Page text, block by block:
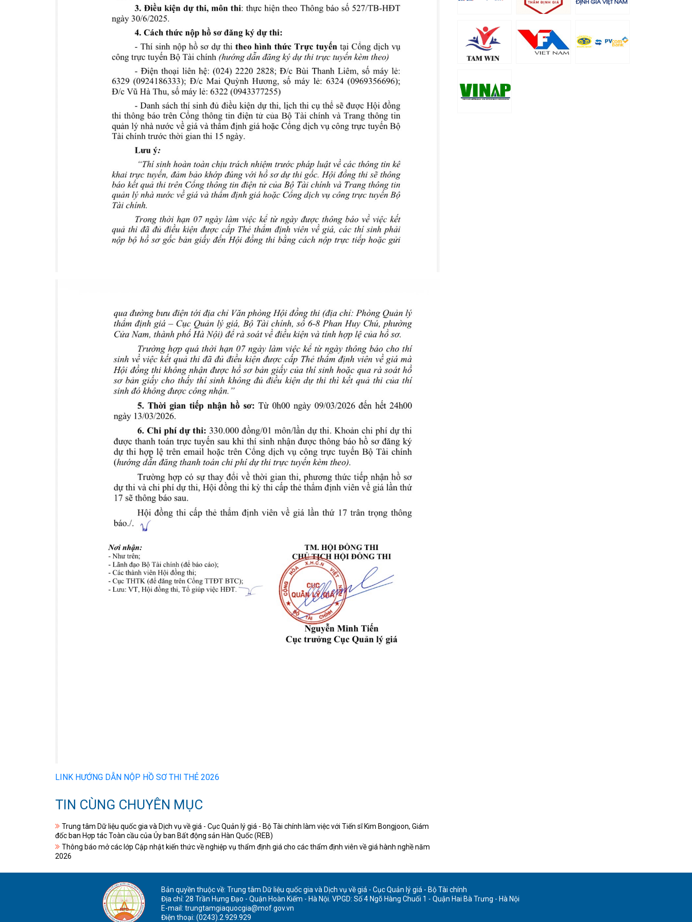
LINK HƯỚNG DẪN NỘP HỒ SƠ THI THẺ 2026
TIN CÙNG CHUYÊN MỤC
Trung tâm Dữ liệu quốc gia và Dịch vụ về giá - Cục Quản lý giá - Bộ Tài chính làm việc với Tiến sĩ Kim Bongjoon, Giám
đốc ban Hợp tác Toàn cầu của Ủy ban Bất động sản Hàn Quốc (REB)
Thông báo mở các lớp Cập nhật kiến thức về nghiệp vụ thẩm định giá cho các thẩm định viên về giá hành nghề năm
2026
Thông báo 1119/TB-BTC về việc trao
năm 2019
16/04/2020
Thông báo về việc mở lớp cập nhật
của năm 2019)
Bản quyền thuộc về: Trung tâm Dữ liệu quốc gia và Dịch vụ về giá - Cục Quản lý giá - Bộ Tài chính
Địa chỉ: 28 Trần Hưng Đạo - Quận Hoàn Kiếm - Hà Nội. VPGD: Số 4 Ngõ Hàng Chuối 1 - Quận Hai Bà Trưng - Hà Nội
E-mail: trungtamgiaquocgia@mof.gov.vn
Điện thoại: (0243).2.929.929